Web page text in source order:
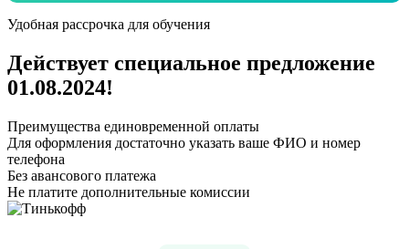
Удобная рассрочка для обучения
Действует специальное предложение
01.08.2024!
Преимущества единовременной оплаты
Для оформления достаточно указать ваше ФИО и номер
телефона
Без авансового платежа
Не платите дополнительные комиссии